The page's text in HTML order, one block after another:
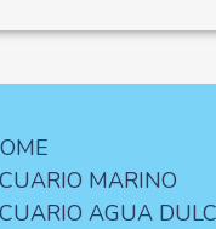
MARINO
AGUA